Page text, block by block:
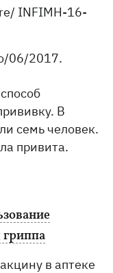
INFIMH-16-
06/2017.
В
семь человек.
привита.
гриппа
в аптеке